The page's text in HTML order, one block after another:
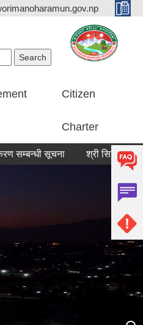
Citizen
Charter
सूचना श्री सिद्दि गणेश मा.वि.